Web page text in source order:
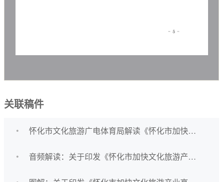
关联稿件
怀化市文化旅游广电体育局解读《怀化市加快文化旅游产业高质量发展的若干政策措施》
音频解读：关于印发《怀化市加快文化旅游产业高质量发展的若干政策措施》的通知